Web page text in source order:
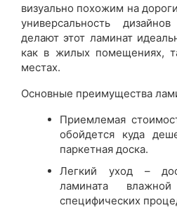
визуально похожим на
универсальность
делают этот ламинат
как в жилых помещениях,
местах.
Основные преимущества
Приемлемая
обойдется куда
паркетная доска.
Легкий уход –
ламината
специфических